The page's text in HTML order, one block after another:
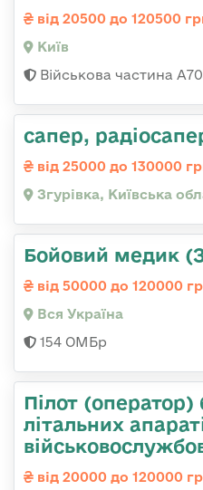
від 20500 до 120500
Київ
Військова частина
сапер,
від 25000 до 130000
Згурівка, Київська
Бойовий медик
від 50000 до 120000
Вся Україна
154 ОМБр
Пілот (оператор)
літальних
від 20000 до 120000